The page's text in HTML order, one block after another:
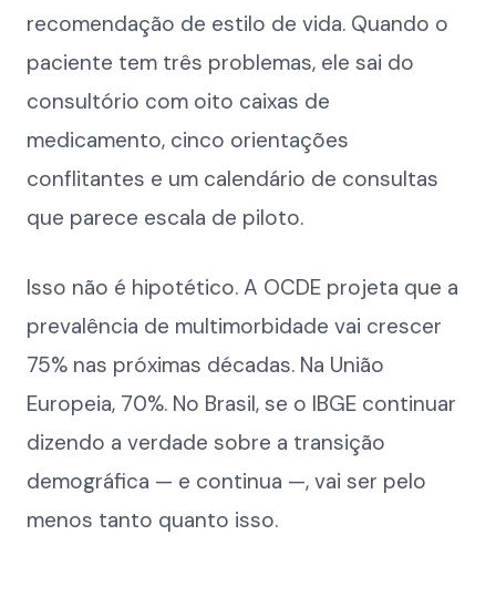
recomendação de estilo de vida. Quando o
paciente tem três problemas, ele sai do
consultório com oito caixas de
medicamento, cinco orientações
conflitantes e um calendário de consultas
que parece escala de piloto.
Isso não é hipotético. A OCDE projeta que a
prevalência de multimorbidade vai crescer
75% nas próximas décadas. Na União
Europeia, 70%. No Brasil, se o IBGE continuar
dizendo a verdade sobre a transição
demográfica — e continua —, vai ser pelo
menos tanto quanto isso.